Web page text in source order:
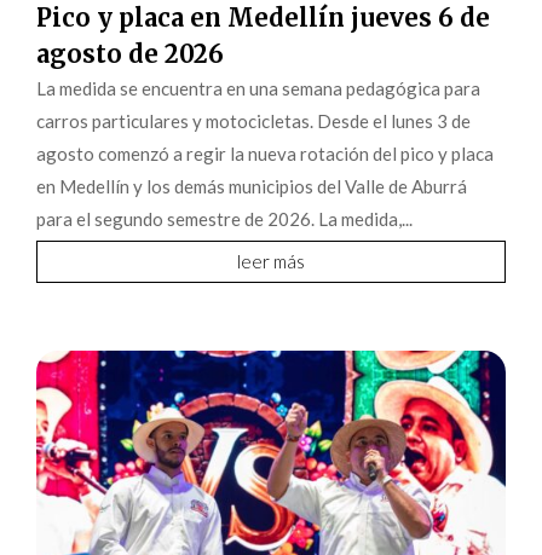
Pico y placa en Medellín jueves 6 de
agosto de 2026
La medida se encuentra en una semana pedagógica para
carros particulares y motocicletas. Desde el lunes 3 de
agosto comenzó a regir la nueva rotación del pico y placa
en Medellín y los demás municipios del Valle de Aburrá
para el segundo semestre de 2026. La medida,...
leer más